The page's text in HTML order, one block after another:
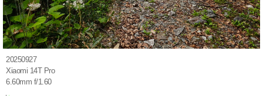
20250927
Xiaomi 14T Pro
6.60mm f/1.60